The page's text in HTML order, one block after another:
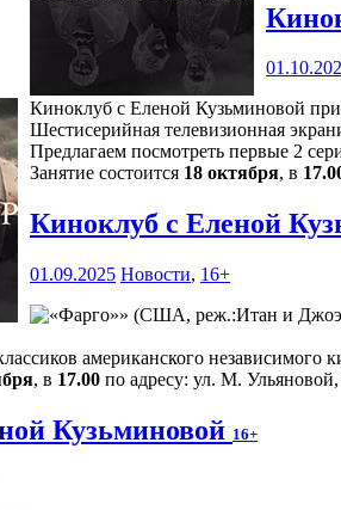
Киноклуб с Еленой Кузьминовой
Шестисерийная телевизионная
Предлагаем посмотреть первые 2
Занятие состоится 18 октября, в
Киноклуб с Еленой
01.09.2025 Новости, 16+
американского независимого
, в 17.00 по адресу: ул. М.
Кузьминовой 16+